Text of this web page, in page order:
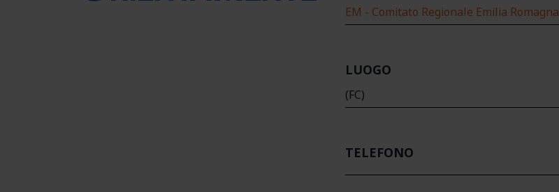
EM - Comitato Regionale Emilia Romagna
LUOGO
(FC)
TELEFONO